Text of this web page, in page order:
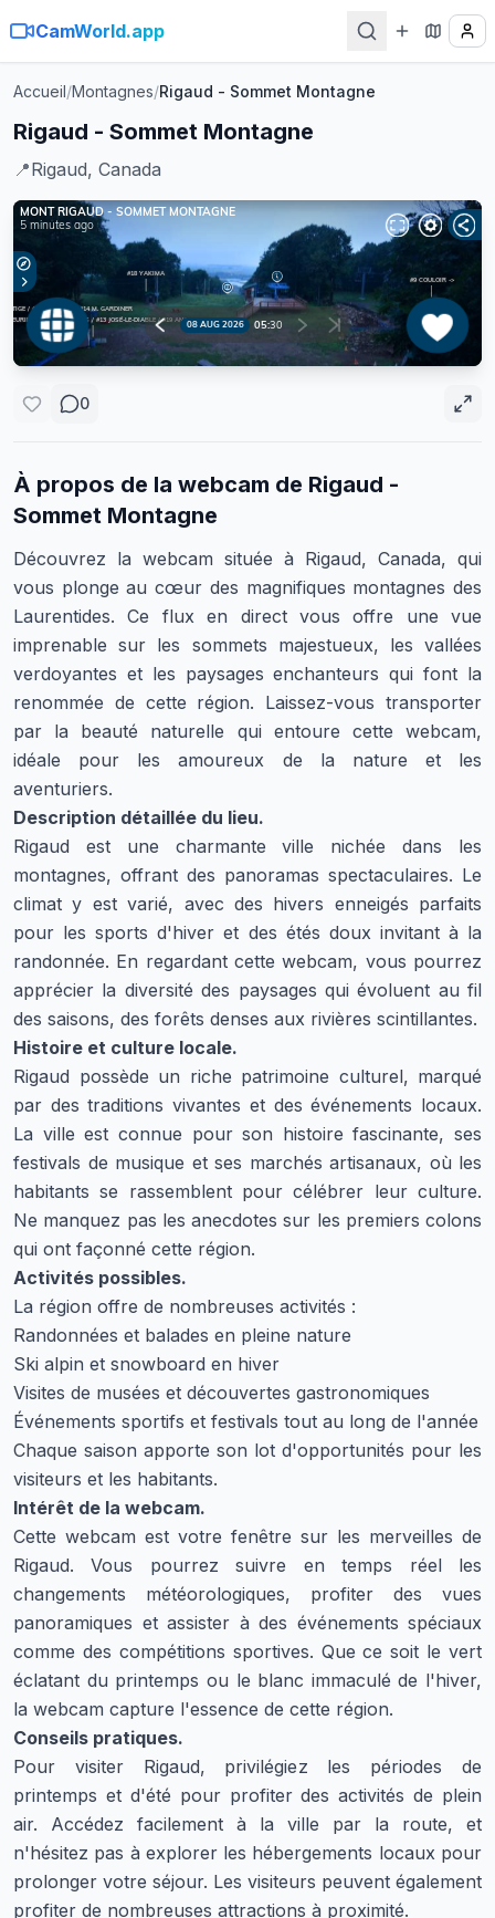
CamWorld.app
Accueil/Montagnes/Rigaud - Sommet Montagne
Rigaud - Sommet Montagne
📍Rigaud, Canada
0
À propos de la webcam de Rigaud -
Sommet Montagne
Découvrez la webcam située à Rigaud, Canada, qui
vous plonge au cœur des magnifiques montagnes des
Laurentides. Ce flux en direct vous offre une vue
imprenable sur les sommets majestueux, les vallées
verdoyantes et les paysages enchanteurs qui font la
renommée de cette région. Laissez-vous transporter
par la beauté naturelle qui entoure cette webcam,
idéale pour les amoureux de la nature et les
aventuriers.
Description détaillée du lieu.
Rigaud est une charmante ville nichée dans les
montagnes, offrant des panoramas spectaculaires. Le
climat y est varié, avec des hivers enneigés parfaits
pour les sports d'hiver et des étés doux invitant à la
randonnée. En regardant cette webcam, vous pourrez
apprécier la diversité des paysages qui évoluent au fil
des saisons, des forêts denses aux rivières scintillantes.
Histoire et culture locale.
Rigaud possède un riche patrimoine culturel, marqué
par des traditions vivantes et des événements locaux.
La ville est connue pour son histoire fascinante, ses
festivals de musique et ses marchés artisanaux, où les
habitants se rassemblent pour célébrer leur culture.
Ne manquez pas les anecdotes sur les premiers colons
qui ont façonné cette région.
Activités possibles.
La région offre de nombreuses activités :
Randonnées et balades en pleine nature
Ski alpin et snowboard en hiver
Visites de musées et découvertes gastronomiques
Événements sportifs et festivals tout au long de l'année
Chaque saison apporte son lot d'opportunités pour les
visiteurs et les habitants.
Intérêt de la webcam.
Cette webcam est votre fenêtre sur les merveilles de
Rigaud. Vous pourrez suivre en temps réel les
changements météorologiques, profiter des vues
panoramiques et assister à des événements spéciaux
comme des compétitions sportives. Que ce soit le vert
éclatant du printemps ou le blanc immaculé de l'hiver,
la webcam capture l'essence de cette région.
Conseils pratiques.
Pour visiter Rigaud, privilégiez les périodes de
printemps et d'été pour profiter des activités de plein
air. Accédez facilement à la ville par la route, et
n'hésitez pas à explorer les hébergements locaux pour
prolonger votre séjour. Les visiteurs peuvent également
profiter de nombreuses attractions à proximité.